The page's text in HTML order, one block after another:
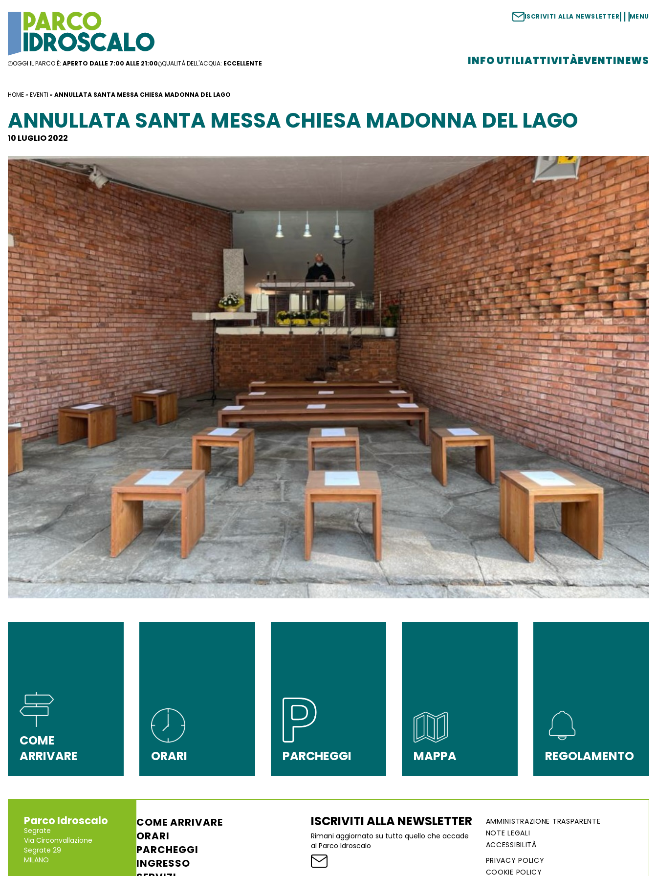
OGGI IL PARCO È: APERTO DALLE 7:00 ALLE 21:00 QUALITÀ DELL'ACQUA: ECCELLENTE
ISCRIVITI ALLA NEWSLETTER MENU
INFO UTILIATTIVITÀEVENTINEWS
HOME» EVENTI » ANNULLATA SANTA MESSA CHIESA MADONNA DEL LAGO
ANNULLATA SANTA MESSA CHIESA MADONNA DEL LAGO
10 LUGLIO 2022
COME
ARRIVARE
ORARI PARCHEGGI MAPPA REGOLAMENTO
Parco Idroscalo
Segrate
Via Circonvallazione
Segrate 29
MILANO
COME ARRIVARE
ORARI
PARCHEGGI
INGRESSO
ISCRIVITI ALLA NEWSLETTER
Rimani aggiornato su tutto quello che accade
al Parco Idroscalo
AMMINISTRAZIONE TRASPARENTE
NOTE LEGALI
ACCESSIBILITÀ
PRIVACY POLICY
COOKIE POLICY